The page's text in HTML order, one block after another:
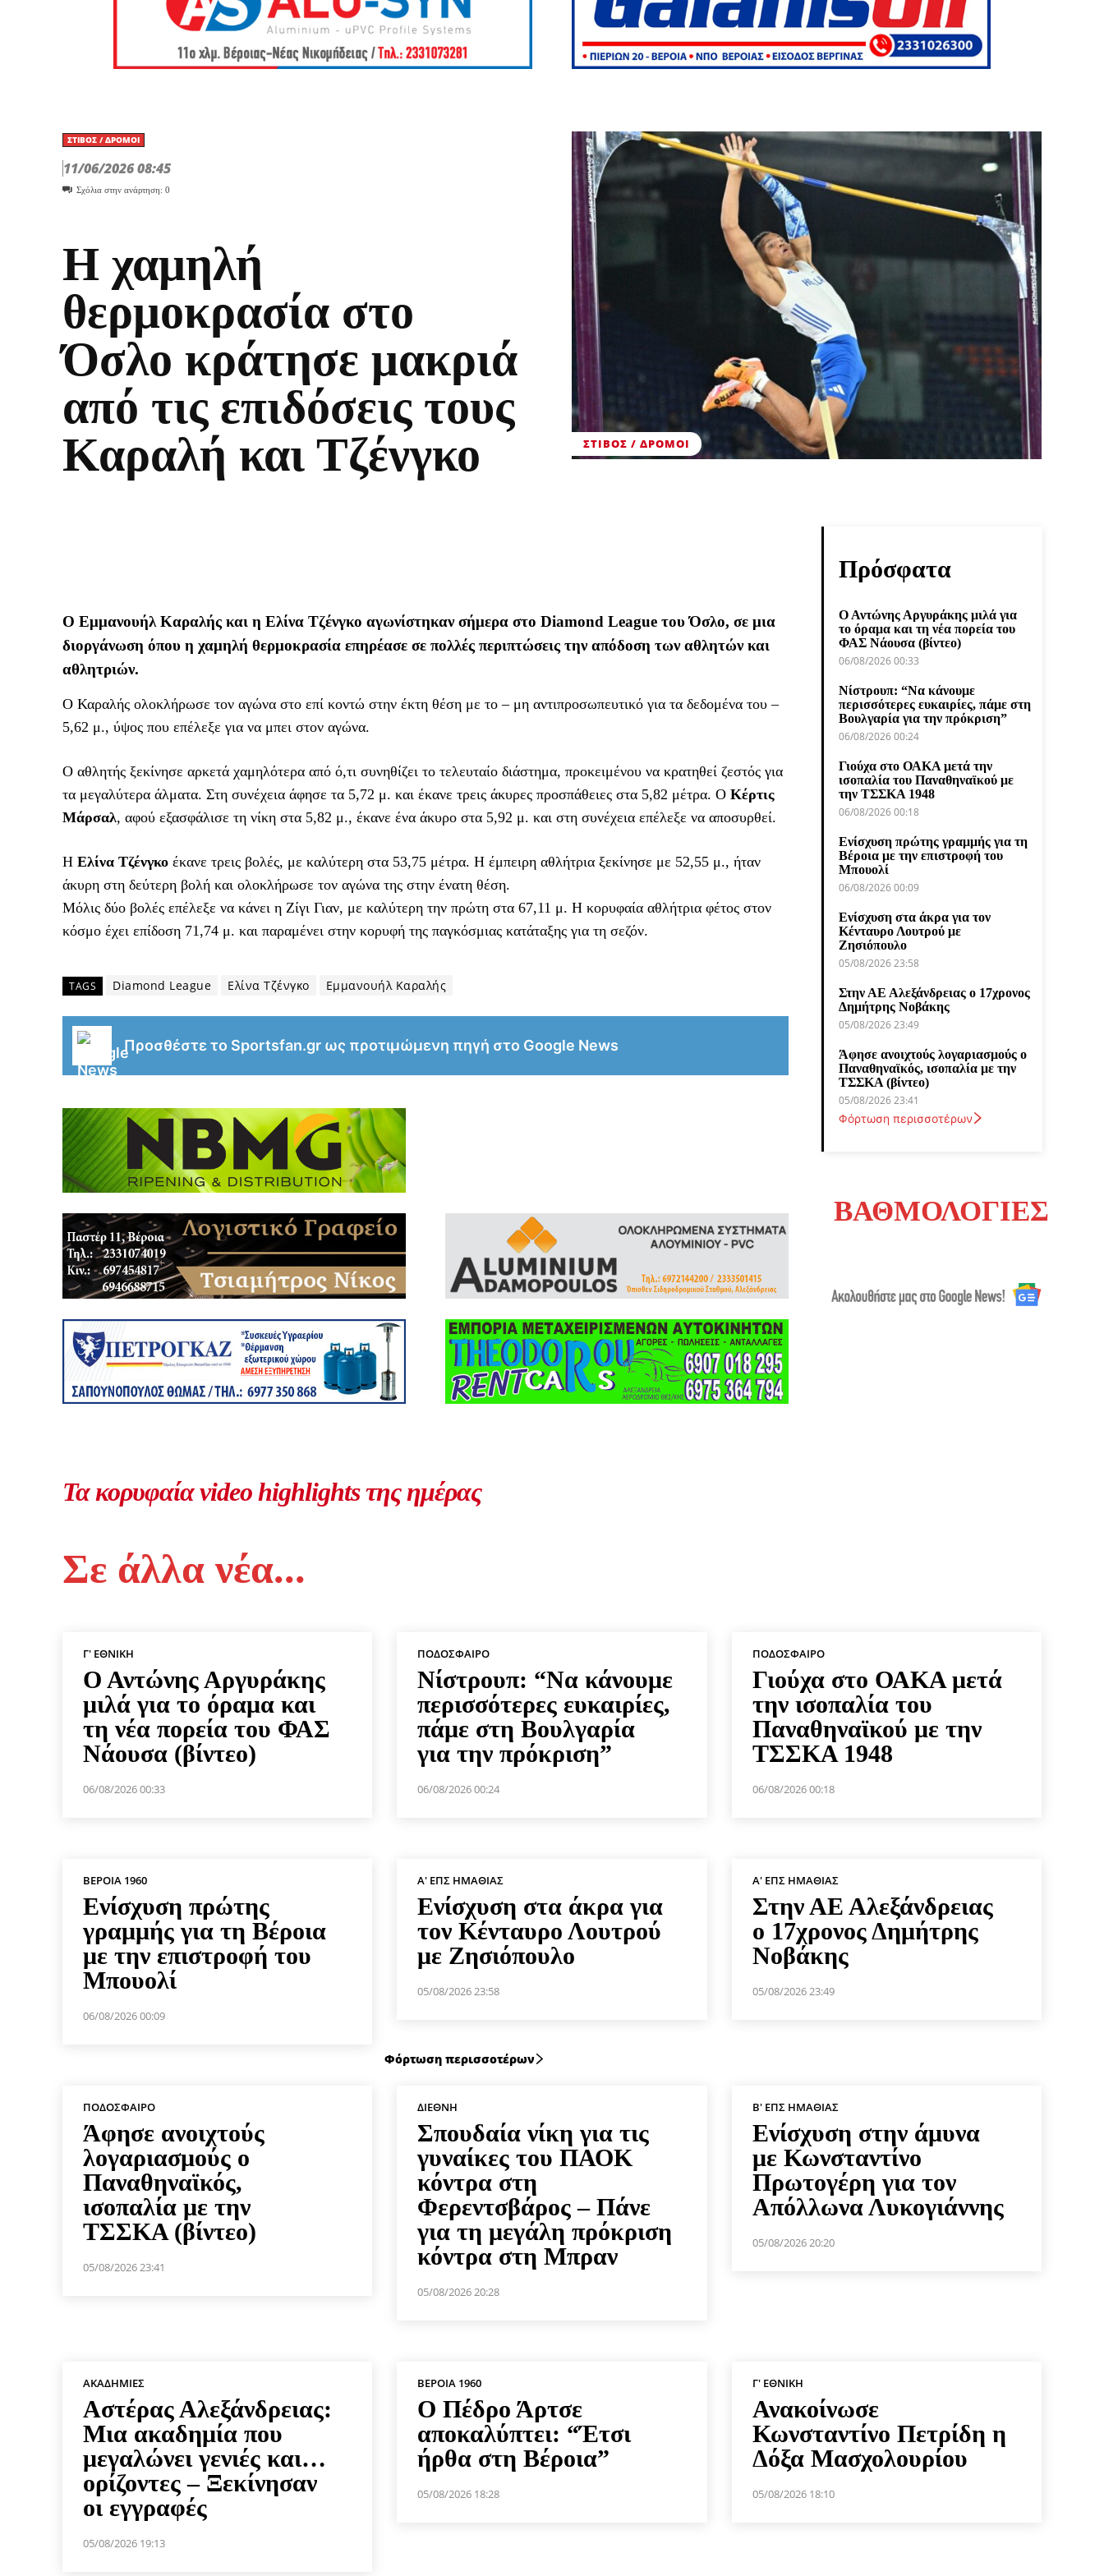
ΣΤΊΒΟΣ / ΔΡΌΜΟΙ
11/06/2026 08:45
Σχόλια στην ανάρτηση: 0
Η χαμηλή
θερμοκρασία στο
Όσλο κράτησε μακριά
από τις επιδόσεις τους
Καραλή και Τζένγκο
ΣΤΊΒΟΣ / ΔΡΌΜΟΙ
Ο Εμμανουήλ Καραλής και η Ελίνα Τζένγκο αγωνίστηκαν σήμερα στο Diamond League του Όσλο, σε μια
διοργάνωση όπου η χαμηλή θερμοκρασία επηρέασε σε πολλές περιπτώσεις την απόδοση των αθλητών και
αθλητριών.
Ο Καραλής ολοκλήρωσε τον αγώνα στο επί κοντώ στην έκτη θέση με το – μη αντιπροσωπευτικό για τα δεδομένα του –
5,62 μ., ύψος που επέλεξε για να μπει στον αγώνα.
Ο αθλητής ξεκίνησε αρκετά χαμηλότερα από ό,τι συνηθίζει το τελευταίο διάστημα, προκειμένου να κρατηθεί ζεστός για
τα μεγαλύτερα άλματα. Στη συνέχεια άφησε τα 5,72 μ. και έκανε τρεις άκυρες προσπάθειες στα 5,82 μέτρα. Ο Κέρτις
Μάρσαλ, αφού εξασφάλισε τη νίκη στα 5,82 μ., έκανε ένα άκυρο στα 5,92 μ. και στη συνέχεια επέλεξε να αποσυρθεί.
Η Ελίνα Τζένγκο έκανε τρεις βολές, με καλύτερη στα 53,75 μέτρα. Η έμπειρη αθλήτρια ξεκίνησε με 52,55 μ., ήταν
άκυρη στη δεύτερη βολή και ολοκλήρωσε τον αγώνα της στην ένατη θέση.
Μόλις δύο βολές επέλεξε να κάνει η Ζίγι Γιαν, με καλύτερη την πρώτη στα 67,11 μ. Η κορυφαία αθλήτρια φέτος στον
κόσμο έχει επίδοση 71,74 μ. και παραμένει στην κορυφή της παγκόσμιας κατάταξης για τη σεζόν.
TAGS Diamond League Ελίνα Τζένγκο Εμμανουήλ Καραλής
Προσθέστε το Sportsfan.gr ως προτιμώμενη πηγή στο Google News
Τα κορυφαία video highlights της ημέρας
Πρόσφατα
Ο Αντώνης Αργυράκης μιλά για
το όραμα και τη νέα πορεία του
ΦΑΣ Νάουσα (βίντεο)
06/08/2026 00:33
Νίστρουπ: “Να κάνουμε
περισσότερες ευκαιρίες, πάμε στη
Βουλγαρία για την πρόκριση”
06/08/2026 00:24
Γιούχα στο ΟΑΚΑ μετά την
ισοπαλία του Παναθηναϊκού με
την ΤΣΣΚΑ 1948
06/08/2026 00:18
Ενίσχυση πρώτης γραμμής για τη
Βέροια με την επιστροφή του
Μπουολί
06/08/2026 00:09
Ενίσχυση στα άκρα για τον
Κένταυρο Λουτρού με
Ζησιόπουλο
05/08/2026 23:58
Στην ΑΕ Αλεξάνδρειας ο 17χρονος
Δημήτρης Νοβάκης
05/08/2026 23:49
Άφησε ανοιχτούς λογαριασμούς ο
Παναθηναϊκός, ισοπαλία με την
ΤΣΣΚΑ (βίντεο)
05/08/2026 23:41
Φόρτωση περισσοτέρων
ΒΑΘΜΟΛΟΓΙΕΣ
Σε άλλα νέα...
Γ' ΕΘΝΙΚΉ
Ο Αντώνης Αργυράκης
μιλά για το όραμα και
τη νέα πορεία του ΦΑΣ
Νάουσα (βίντεο)
06/08/2026 00:33
ΠΟΔΌΣΦΑΙΡΟ
Νίστρουπ: “Να κάνουμε
περισσότερες ευκαιρίες,
πάμε στη Βουλγαρία
για την πρόκριση”
06/08/2026 00:24
ΠΟΔΌΣΦΑΙΡΟ
Γιούχα στο ΟΑΚΑ μετά
την ισοπαλία του
Παναθηναϊκού με την
ΤΣΣΚΑ 1948
06/08/2026 00:18
ΒΕΡΟΙΑ 1960
Ενίσχυση πρώτης
γραμμής για τη Βέροια
με την επιστροφή του
Μπουολί
06/08/2026 00:09
Α' ΕΠΣ ΗΜΑΘΊΑΣ
Ενίσχυση στα άκρα για
τον Κένταυρο Λουτρού
με Ζησιόπουλο
05/08/2026 23:58
Α' ΕΠΣ ΗΜΑΘΊΑΣ
Στην ΑΕ Αλεξάνδρειας
ο 17χρονος Δημήτρης
Νοβάκης
05/08/2026 23:49
ΠΟΔΌΣΦΑΙΡΟ
Άφησε ανοιχτούς
λογαριασμούς ο
Παναθηναϊκός,
ισοπαλία με την
ΤΣΣΚΑ (βίντεο)
05/08/2026 23:41
ΔΙΕΘΝΉ
Σπουδαία νίκη για τις
γυναίκες του ΠΑΟΚ
κόντρα στη
Φερεντσβάρος – Πάνε
για τη μεγάλη πρόκριση
κόντρα στη Μπραν
05/08/2026 20:28
Β' ΕΠΣ ΗΜΑΘΊΑΣ
Ενίσχυση στην άμυνα
με Κωνσταντίνο
Πρωτογέρη για τον
Απόλλωνα Λυκογιάννης
05/08/2026 20:20
ΑΚΑΔΗΜΊΕΣ
Αστέρας Αλεξάνδρειας:
Μια ακαδημία που
μεγαλώνει γενιές και…
ορίζοντες – Ξεκίνησαν
οι εγγραφές
05/08/2026 19:13
ΒΕΡΟΙΑ 1960
Ο Πέδρο Άρτσε
αποκαλύπτει: “Έτσι
ήρθα στη Βέροια”
05/08/2026 18:28
Γ' ΕΘΝΙΚΉ
Ανακοίνωσε
Κωνσταντίνο Πετρίδη η
Δόξα Μασχολουρίου
05/08/2026 18:10
Φόρτωση περισσοτέρων